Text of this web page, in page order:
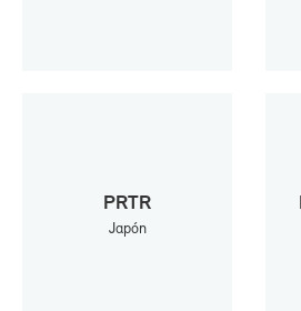
PRTR
Ja­pón